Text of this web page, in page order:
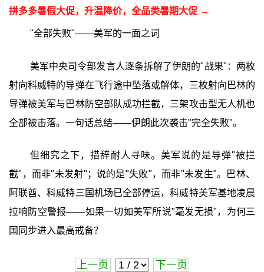
拼多多暑假大促，升温降价，全品类暑期大促 →
"全部失败"——美军的一面之词
美军中央司令部发言人逐条拆解了伊朗的"战果"：两枚
射向科威特的导弹在飞行途中坠落或解体，三枚射向巴林的
导弹被美军与巴林防空部队成功拦截，三架攻击型无人机也
全部被击落。一句话总结——伊朗此次袭击"完全失败"。
但细究之下，措辞耐人寻味。美军说的是导弹"被拦
截"，而非"未发射"；说的是"失败"，而非"未发生"。巴林、
阿联酋、科威特三国机场已全部停运，科威特美军基地凌晨
拉响防空警报——如果一切如美军所说"毫发无损"，为何三
国同步进入最高戒备？
上一页 下一页